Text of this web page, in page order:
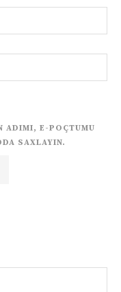
ADIMI, E-POÇTUMU
SAXLAYIN.